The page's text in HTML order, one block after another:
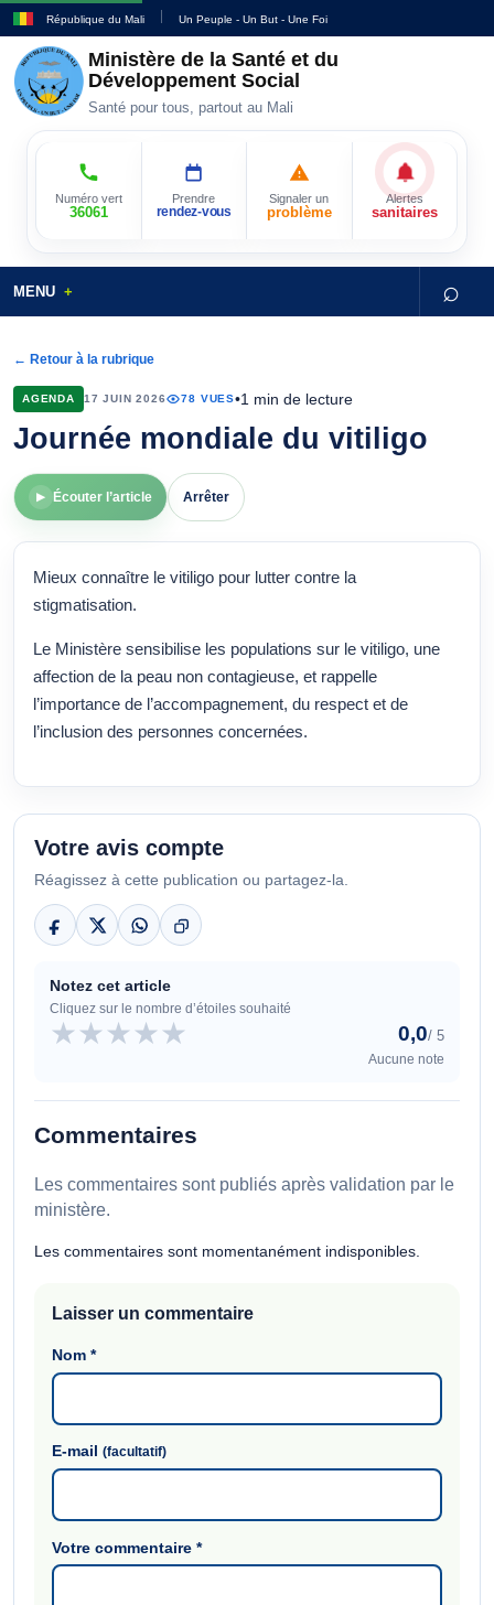
République du Mali Un Peuple - Un But - Une Foi
Ministère de la Santé et du
Développement Social
Santé pour tous, partout au Mali
Numéro vert
36061
Prendre
rendez-vous
Signaler un
problème
Alertes
sanitaires
MENU ⌕
← Retour à la rubrique
AGENDA 17 JUIN 2026 78 VUES•1 min de lecture
Journée mondiale du vitiligo
▶ Écouter l’article Arrêter
Mieux connaître le vitiligo pour lutter contre la
stigmatisation.
Le Ministère sensibilise les populations sur le vitiligo, une
affection de la peau non contagieuse, et rappelle
l’importance de l’accompagnement, du respect et de
l’inclusion des personnes concernées.
Votre avis compte
Réagissez à cette publication ou partagez-la.
Notez cet article
Cliquez sur le nombre d’étoiles souhaité
★★★★★ 0,0/ 5
Aucune note
Commentaires
Les commentaires sont publiés après validation par le
ministère.
Les commentaires sont momentanément indisponibles.
Laisser un commentaire
Nom*
E-mail(facultatif)
Votre commentaire*